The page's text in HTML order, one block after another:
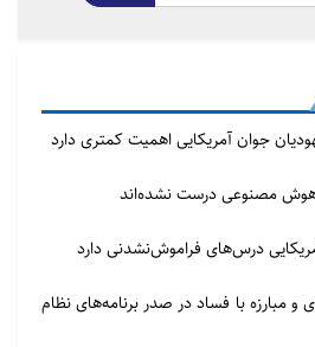
بده!» غلام، صد دینار طلا به من
از آن دینارها که پنهان
شد، در حالی که به شدت به آنها
سخن امام درست بود؛ زیرا من
بودم. سرانجام هرچه داشتم،
بزرگی گرفتار شدم و درهای
جوان آمریکایی اهمیت کمتری دارد
هوش مصنوعی درست نشده‌اند
درس‌های فراموش‌نشدنی دارد
مبارزه با فساد در صدر برنامه‌های نظام